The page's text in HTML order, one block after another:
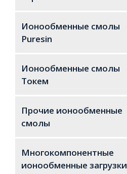
Ионообменные смолы
Puresin
Ионообменные смолы
Токем
Прочие ионообменные
смолы
Многокомпонентные
ионообменные загрузки